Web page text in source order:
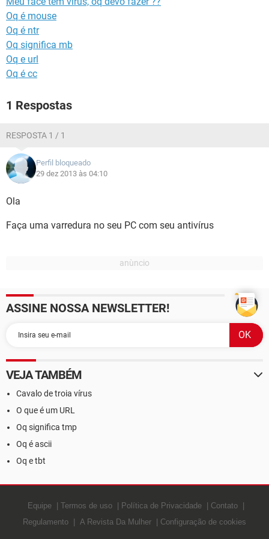
GUIA DE COMPRAS
Oq é mouse
Oq é ntr
Oq significa mb
Oq e url
Oq é cc
1 Respostas
RESPOSTA 1 / 1
Perfil bloqueado
29 dez 2013 às 04:10
Ola
Faça uma varredura no seu PC com seu antivírus
ASSINE NOSSA NEWSLETTER!
VEJA TAMBÉM
Cavalo de troia vírus
O que é um URL
Oq significa tmp
Oq é ascii
Oq e tbt
Equipe Termos de uso Política de Privacidade
Contato
Regulamento
A Revista Da Mulher Configuração de cookies